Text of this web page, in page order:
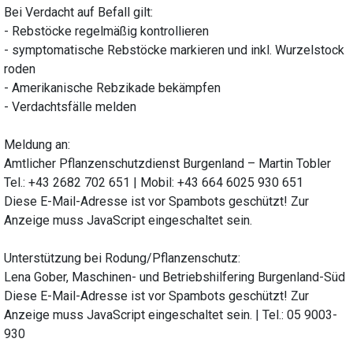
Bei Verdacht auf Befall gilt:
- Rebstöcke regelmäßig kontrollieren
- symptomatische Rebstöcke markieren und inkl. Wurzelstock
roden
- Amerikanische Rebzikade bekämpfen
- Verdachtsfälle melden
Meldung an:
Amtlicher Pflanzenschutzdienst Burgenland – Martin Tobler
Tel.: +43 2682 702 651 | Mobil: +43 664 6025 930 651
Diese E-Mail-Adresse ist vor Spambots geschützt! Zur
Anzeige muss JavaScript eingeschaltet sein.
Unterstützung bei Rodung/Pflanzenschutz:
Lena Gober, Maschinen- und Betriebshilfering Burgenland-Süd
Diese E-Mail-Adresse ist vor Spambots geschützt! Zur
Anzeige muss JavaScript eingeschaltet sein. | Tel.: 05 9003-
930